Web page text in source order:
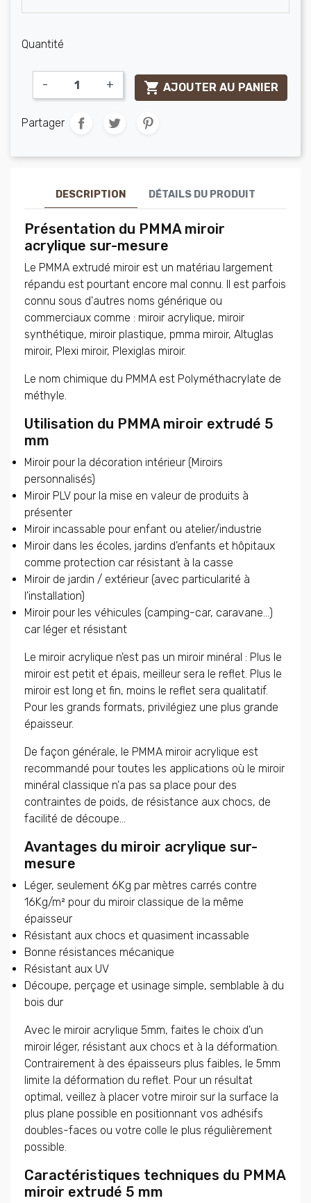
Quantité
- +  AJOUTER AU PANIER
Partager
DESCRIPTION DÉTAILS DU PRODUIT
Présentation du PMMA miroir
acrylique sur-mesure
Le PMMA extrudé miroir est un matériau largement
répandu est pourtant encore mal connu. Il est parfois
connu sous d'autres noms générique ou
commerciaux comme : miroir acrylique, miroir
synthétique, miroir plastique, pmma miroir, Altuglas
miroir, Plexi miroir, Plexiglas miroir.
Le nom chimique du PMMA est Polyméthacrylate de
méthyle.
Utilisation du PMMA miroir extrudé 5
mm
Miroir pour la décoration intérieur (Miroirs
personnalisés)
Miroir PLV pour la mise en valeur de produits à
présenter
Miroir incassable pour enfant ou atelier/industrie
Miroir dans les écoles, jardins d'enfants et hôpitaux
comme protection car résistant à la casse
Miroir de jardin / extérieur (avec particularité à
l'installation)
Miroir pour les véhicules (camping-car, caravane...)
car léger et résistant
Le miroir acrylique n'est pas un miroir minéral : Plus le
miroir est petit et épais, meilleur sera le reflet. Plus le
miroir est long et fin, moins le reflet sera qualitatif.
Pour les grands formats, privilégiez une plus grande
épaisseur.
De façon générale, le PMMA miroir acrylique est
recommandé pour toutes les applications où le miroir
minéral classique n'a pas sa place pour des
contraintes de poids, de résistance aux chocs, de
facilité de découpe...
Avantages du miroir acrylique sur-
mesure
Léger, seulement 6Kg par mètres carrés contre
16Kg/m² pour du miroir classique de la même
épaisseur
Résistant aux chocs et quasiment incassable
Bonne résistances mécanique
Résistant aux UV
Découpe, perçage et usinage simple, semblable à du
bois dur
Avec le miroir acrylique 5mm, faites le choix d'un
miroir léger, résistant aux chocs et à la déformation.
Contrairement à des épaisseurs plus faibles, le 5mm
limite la déformation du reflet. Pour un résultat
optimal, veillez à placer votre miroir sur la surface la
plus plane possible en positionnant vos adhésifs
doubles-faces ou votre colle le plus régulièrement
possible.
Caractéristiques techniques du PMMA
miroir extrudé 5 mm